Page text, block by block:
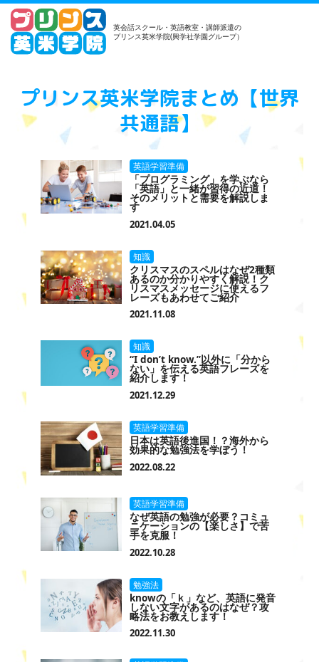
英会話スクール・英語教室・講師派遣の
プリンス英米学院(興学社学園グループ）
プリンス英米学院まとめ【世界
共通語】
英語学習準備
「プログラミング」を学ぶなら
「英語」と一緒が習得の近道！
そのメリットと需要を解説しま
す
2021.04.05
知識
クリスマスのスペルはなぜ2種類
あるのか分かりやすく解説！ク
リスマスメッセージに使えるフ
レーズもあわせてご紹介
2021.11.08
知識
“I don’t know.”以外に「分から
ない」を伝える英語フレーズを
紹介します！
2021.12.29
英語学習準備
日本は英語後進国！？海外から
効果的な勉強法を学ぼう！
2022.08.22
英語学習準備
なぜ英語の勉強が必要？コミュ
ニケーションの【楽しさ】で苦
手を克服！
2022.10.28
勉強法
knowの「ｋ」など、英語に発音
しない文字があるのはなぜ？攻
略法をお教えします！
2022.11.30